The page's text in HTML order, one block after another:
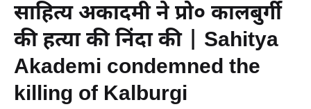
साहित्य अकादमी ने प्रो० कालबुर्गी
की हत्या की निंदा की | Sahitya
Akademi condemned the
killing of Kalburgi